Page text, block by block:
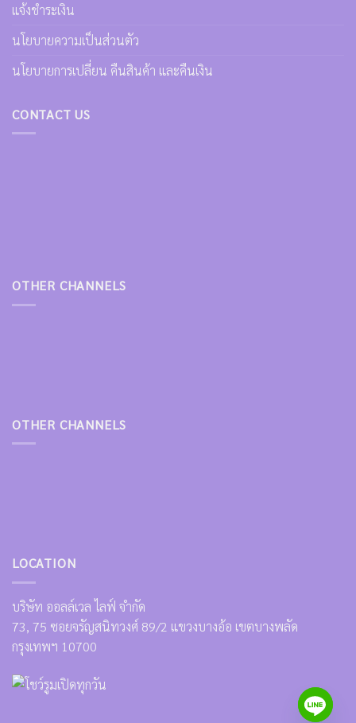
แจ้งชำระเงิน
นโยบายความเป็นส่วนตัว
นโยบายการเปลี่ยน คืนสินค้า และคืนเงิน
CONTACT US
OTHER CHANNELS
OTHER CHANNELS
LOCATION
บริษัท ออลล์เวล ไลฟ์ จำกัด
73, 75 ซอยจรัญสนิทวงศ์ 89/2 แขวงบางอ้อ เขตบางพลัด
กรุงเทพฯ 10700